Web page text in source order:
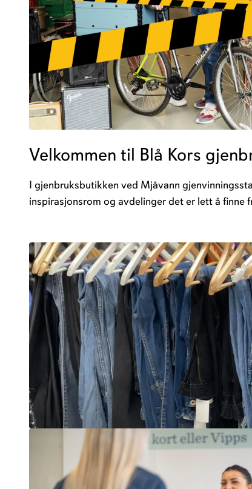
Velkommen til Blå Kors
I gjenbruksbutikken ved Mjåvann
inspirasjonsrom og avdelinger det er lett å finne